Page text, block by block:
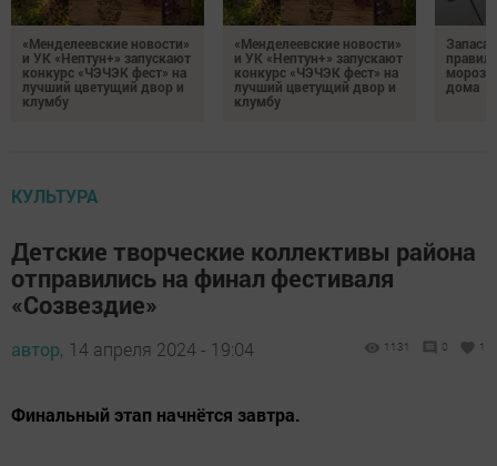
«Менделеевские новости»
и УК «Нептун+» запускают
конкурс «ЧЭЧЭК фест» на
лучший цветущий двор и
клумбу
«Менделеевские новости»
и УК «Нептун+» запускают
конкурс «ЧЭЧЭК фест» на
лучший цветущий двор и
клумбу
дома
КУЛЬТУРА
Детские творческие коллективы района
отправились на финал фестиваля
«Созвездие»
автор, 14 апреля 2024 - 19:04 1131 0 1
Финальный этап начнётся завтра.